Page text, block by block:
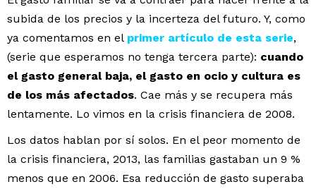
subida de los precios y la incerteza del futuro. Y, como
ya comentamos en el primer artículo de esta serie,
(serie que esperamos no tenga tercera parte): cuando
el gasto general baja, el gasto en ocio y cultura es
de los más afectados. Cae más y se recupera más
lentamente. Lo vimos en la crisis financiera de 2008.
Los datos hablan por sí solos. En el peor momento de
la crisis financiera, 2013, las familias gastaban un 9 %
menos que en 2006. Esa reducción de gasto superaba